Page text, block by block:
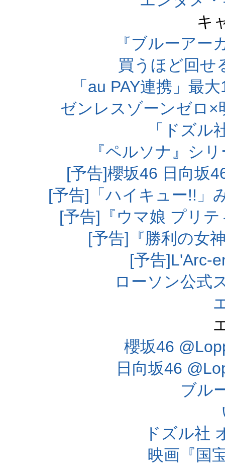
キ
『ブルーアー
買うほど回せ
「au PAY連携」最
ゼンレスゾーンゼロ
「ドズル
『ペルソナ』シ
[予告]櫻坂46 日向坂
[予告]「ハイキュー!!」
[予告]『ウマ娘 プリ
[予告]『勝利の女
[予告]L'Arc-
ローソン公式
櫻坂46
日向坂46
ブル
ドズル社
映画『国